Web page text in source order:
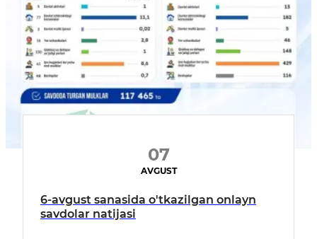
07
AVGUST
6-avgust sanasida o'tkazilgan onlayn
savdolar natijasi